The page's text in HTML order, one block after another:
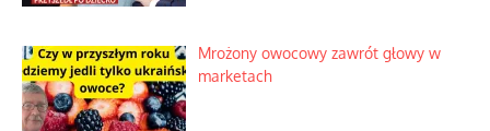
Mrożony owocowy zawrót głowy w
marketach